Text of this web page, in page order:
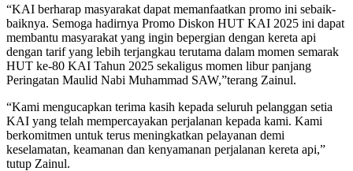
“KAI berharap masyarakat dapat memanfaatkan promo ini sebaik-
baiknya. Semoga hadirnya Promo Diskon HUT KAI 2025 ini dapat
membantu masyarakat yang ingin bepergian dengan kereta api
dengan tarif yang lebih terjangkau terutama dalam momen semarak
HUT ke-80 KAI Tahun 2025 sekaligus momen libur panjang
Peringatan Maulid Nabi Muhammad SAW,”terang Zainul.
“Kami mengucapkan terima kasih kepada seluruh pelanggan setia
KAI yang telah mempercayakan perjalanan kepada kami. Kami
berkomitmen untuk terus meningkatkan pelayanan demi
keselamatan, keamanan dan kenyamanan perjalanan kereta api,”
tutup Zainul.